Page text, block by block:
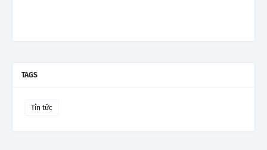
TAGS
Tin tức